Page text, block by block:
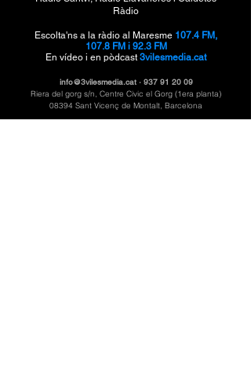
Ràdio
Escolta'ns a la ràdio al Maresme 107.4 FM,
107.8 FM i 92.3 FM
En vídeo i en pòdcast 3vilesmedia.cat
info@3vilesmedia.cat· 937 91 20 09
Riera del gorg s/n, Centre Civic el Gorg (1era planta)
08394 Sant Vicenç de Montalt, Barcelona